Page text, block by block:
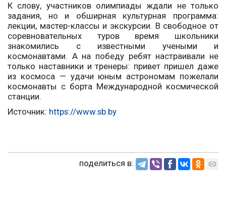
К слову, участников олимпиады ждали не только
задания, но и обширная культурная программа:
лекции, мастер-классы и экскурсии. В свободное от
соревновательных туров время школьники
знакомились с известными учеными и
космонавтами. А на победу ребят настраивали не
только наставники и тренеры: привет пришел даже
из космоса — удачи юным астрономам пожелали
космонавты с борта Международной космической
станции.
Источник: https://www.sb.by
поделиться в: